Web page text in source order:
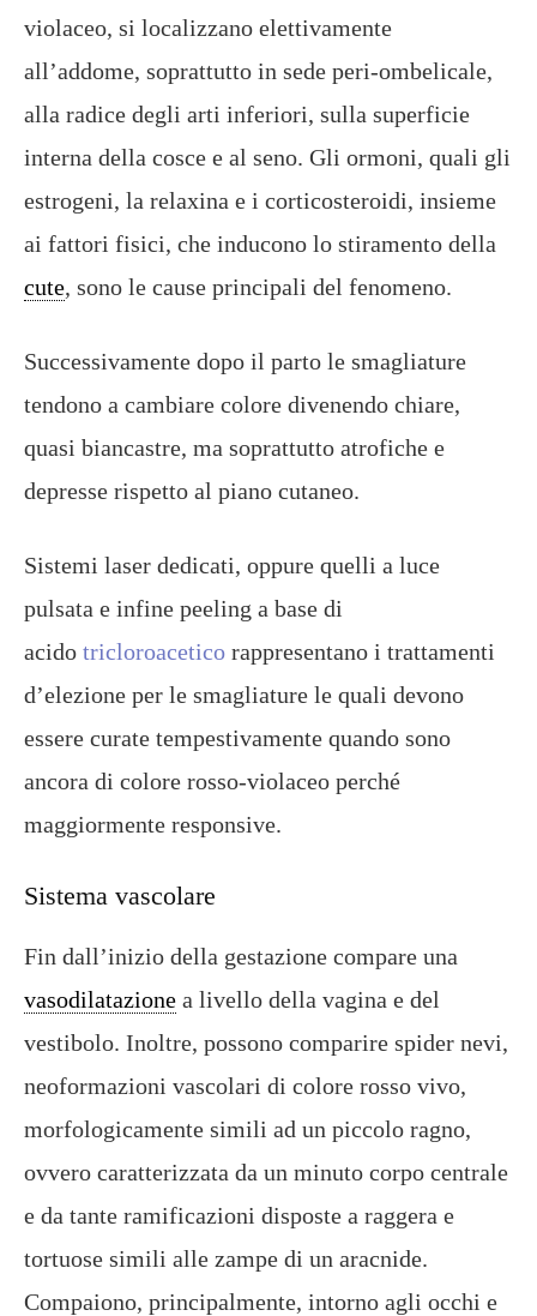
violaceo, si localizzano elettivamente
all’addome, soprattutto in sede peri-ombelicale,
alla radice degli arti inferiori, sulla superficie
interna della cosce e al seno. Gli ormoni, quali gli
estrogeni, la relaxina e i corticosteroidi, insieme
ai fattori fisici, che inducono lo stiramento della
cute, sono le cause principali del fenomeno.
Successivamente dopo il parto le smagliature
tendono a cambiare colore divenendo chiare,
quasi biancastre, ma soprattutto atrofiche e
depresse rispetto al piano cutaneo.
Sistemi laser dedicati, oppure quelli a luce
pulsata e infine peeling a base di
acido tricloroacetico rappresentano i trattamenti
d’elezione per le smagliature le quali devono
essere curate tempestivamente quando sono
ancora di colore rosso-violaceo perché
maggiormente responsive.
Sistema vascolare
Fin dall’inizio della gestazione compare una
vasodilatazione a livello della vagina e del
vestibolo. Inoltre, possono comparire spider nevi,
neoformazioni vascolari di colore rosso vivo,
morfologicamente simili ad un piccolo ragno,
ovvero caratterizzata da un minuto corpo centrale
e da tante ramificazioni disposte a raggera e
tortuose simili alle zampe di un aracnide.
Compaiono, principalmente, intorno agli occhi e